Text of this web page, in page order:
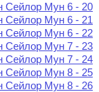
Сейлор Мун 6 - 20
Сейлор Мун 6 - 21
Сейлор Мун 6 - 22
Сейлор Мун 7 - 23
Сейлор Мун 7 - 24
Сейлор Мун 8 - 25
Сейлор Мун 8 - 26